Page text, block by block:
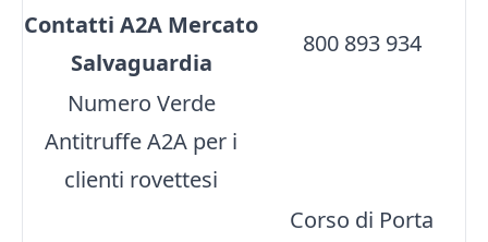
Contatti A2A Mercato
Salvaguardia
800 893 934
Numero Verde
Antitruffe A2A per i
clienti rovettesi
Corso di Porta